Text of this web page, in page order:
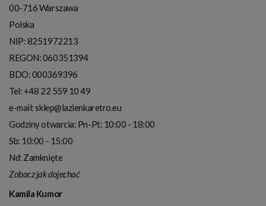
00-716Warszawa
Polska
NIP:8251972213
REGON: 060351394
BDO: 000369396
Tel: +48 22 559 10 49
e-mail:sklep@lazienkaretro.eu
Godziny otwarcia: Pn-Pt: 10:00 - 18:00
Sb: 10:00 - 15:00
Nd: Zamknięte
Zobacz jak dojechać
Kamila Kumor